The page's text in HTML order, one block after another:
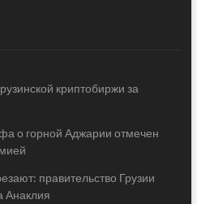
криптобиржи за
о горной Аджарии отмечен
правительство Грузии
Анаклия